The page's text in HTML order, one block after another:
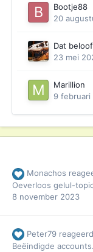
Bootje88
20
Dat
23 mei
Marillion
9 februari
Monachos
Oeverloos gelul-
8 november 2023
Peter79
Beëindigde accounts.